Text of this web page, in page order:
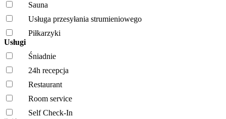
Sauna
Usługa przesyłania strumieniowego
Piłkarzyki
Usługi
Śniadnie
24h recepcja
Restaurant
Room service
Self Check-In